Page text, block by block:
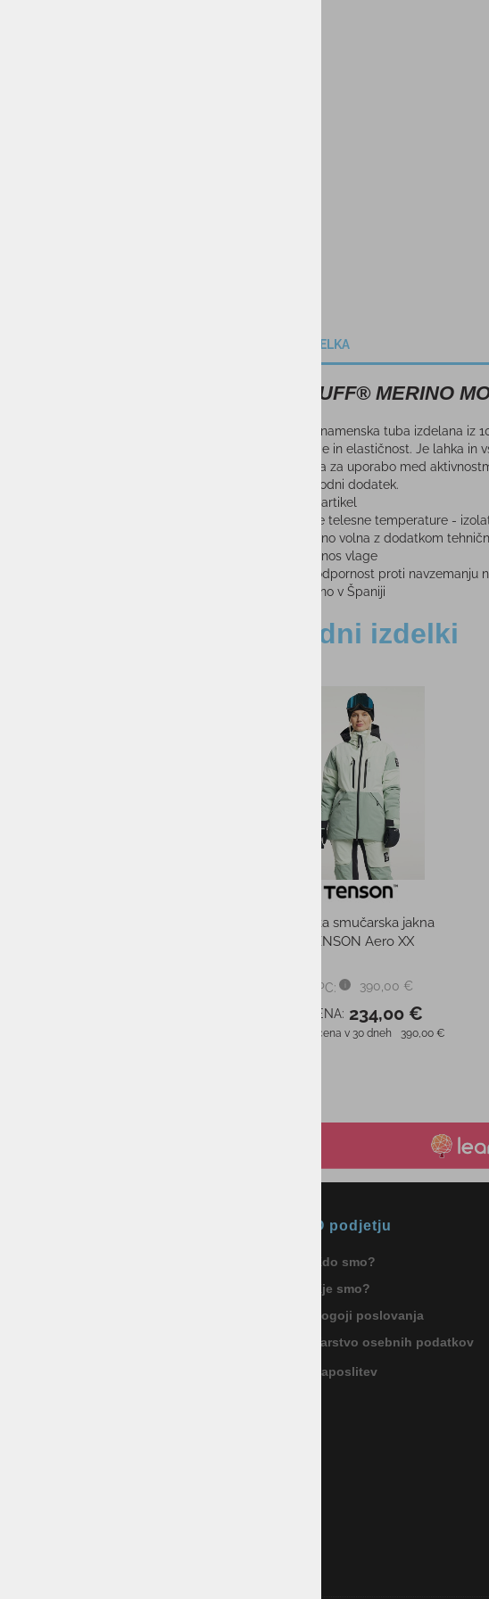
OPIS IZDELKA
Tuba BUFF® MERINO
BUFF® večnamenska tuba izdelana iz
prenos vlage in elastičnost. Je lahka in
Idealna tuba za uporabo med
pa le kot modni dodatek.
- Brezšiven artikel
- Ohranjanje telesne temperature -
- 100% Merino volna z dodatkom
- Dober prenos vlage
- Naravna odpornost proti navzemanju
- Proizvedeno v Španiji
Sorodni izdelki
Ženska smučarska jakna
TENSON Aero XX
PMPC:
390,00 €
AS CENA: 234,00 €
Najnižja cena v 30 dneh 390,00 €
O podjetju
Kdo smo?
Kje smo?
Pogoji poslovanja
Varstvo osebnih podatkov
Zaposlitev